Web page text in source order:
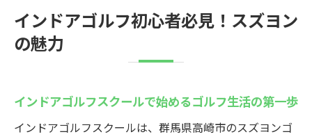
インドアゴルフ初心者必見！スズヨン
の魅力
インドアゴルフスクールで始めるゴルフ生活の第一歩
インドアゴルフスクールは、群馬県高崎市のスズヨンゴ